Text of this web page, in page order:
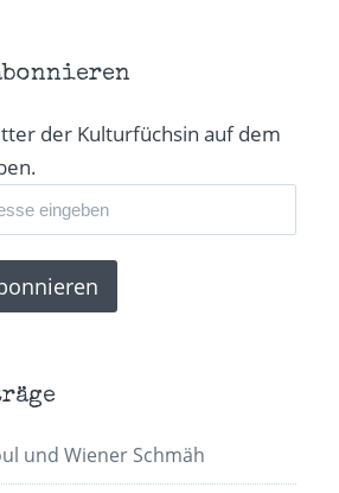
der Kulturfüchsin auf dem
und Wiener Schmäh